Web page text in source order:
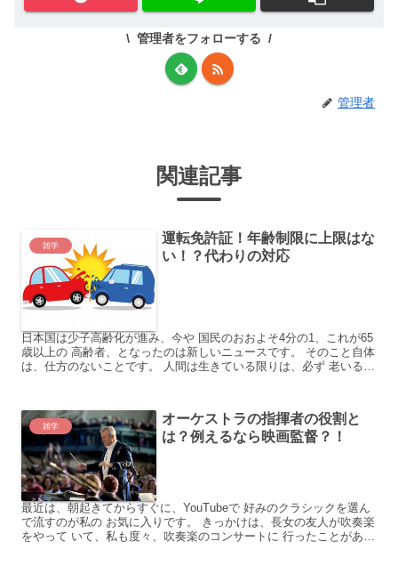
管理者をフォローする
管理者
関連記事
雑学
運転免許証！年齢制限に上限はな
い！？代わりの対応
日本国は少子高齢化が進み、今や 国民のおおよそ4分の1、これが65
歳以上の 高齢者、となったのは新しいニュースです。 そのこと自体
は、仕方のないことです。 人間は生きている限りは、必ず 老いるの
雑学
オーケストラの指揮者の役割と
は？例えるなら映画監督？！
最近は、朝起きてからすぐに、YouTubeで 好みのクラシックを選ん
で流すのが私の お気に入りです。 きっかけは、長女の友人が吹奏楽
をやって いて、私も度々、吹奏楽のコンサートに 行ったことがあっ